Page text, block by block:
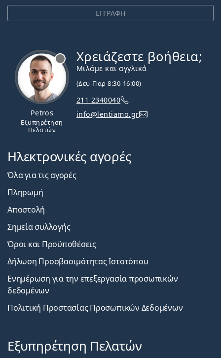
ΕΓΓΡΑΦΗ
Petros
Εξυπηρέτηση
Πελατών
Χρειάζεστε βοήθεια;
Μιλάμε και αγγλικά
(Δευ-Παρ 8:30-16:00)
211 2340040
info@lentiamo.gr
Ηλεκτρονικές αγορές
Όλα για τις αγορές
Πληρωμή
Αποστολή
Σημεία συλλογής
Όροι και Προϋποθέσεις
Δήλωση Προσβασιμότητας Ιστοτόπου
Ενημέρωση για την επεξεργασία προσωπικών
δεδομένων
Πολιτική Προστασίας Προσωπικών Δεδομένων
Εξυπηρέτηση Πελατών